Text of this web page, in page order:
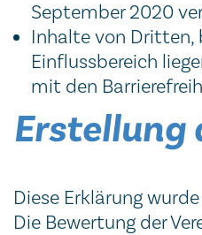
September 2020
Inhalte von Dritten,
Einflussbereich
mit den
Erstellung
Diese Erklärung
Die Bewertung der